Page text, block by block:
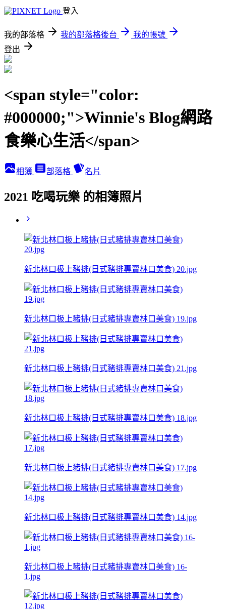
登入
我的部落格 我的部落格後台
我的帳號
登出
<span style="color:
#000000;">Winnie's Blog網路
食樂心生活</span>
相簿 部落格 名片
2021 吃喝玩樂 的相簿照片
新北林口极上豬排(日式豬排專賣林口美食) 20.jpg
新北林口极上豬排(日式豬排專賣林口美食) 19.jpg
新北林口极上豬排(日式豬排專賣林口美食) 21.jpg
新北林口极上豬排(日式豬排專賣林口美食) 18.jpg
新北林口极上豬排(日式豬排專賣林口美食) 17.jpg
新北林口极上豬排(日式豬排專賣林口美食) 14.jpg
新北林口极上豬排(日式豬排專賣林口美食) 16-
1.jpg